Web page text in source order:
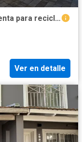
Excelente oportunidad Casa en Venta para reciclar de 110m2 en Acassuso
Ver en detalle